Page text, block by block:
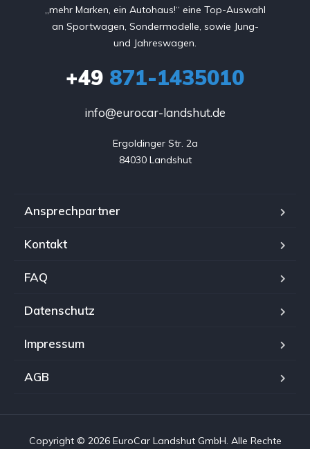
„mehr Marken, ein Autohaus!“ eine Top-Auswahl
an Sportwagen, Sondermodelle, sowie Jung-
und Jahreswagen.
+49 871-1435010
info@eurocar-landshut.de
Ergoldinger Str. 2a
84030 Landshut
Ansprechpartner
Kontakt
FAQ
Datenschutz
Impressum
AGB
Copyright © 2026 EuroCar Landshut GmbH. Alle Rechte